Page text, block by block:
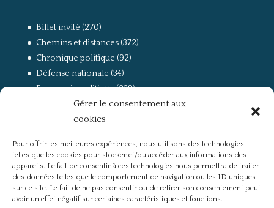
Gérer le consentement aux
cookies
Pour offrir les meilleures expériences, nous utilisons des technologies
telles que les cookies pour stocker et/ou accéder aux informations des
appareils. Le fait de consentir à ces technologies nous permettra de traiter
des données telles que le comportement de navigation ou les ID uniques
sur ce site. Le fait de ne pas consentir ou de retirer son consentement peut
avoir un effet négatif sur certaines caractéristiques et fonctions.
Billet invité (270)
Chemins et distances(372)
Chronique politique (92)
Défense nationale (34)
Economie politique(238)
(168)
La guerre, la Résistance et la Déportation
Non classé(42)
Partis politiques, intelligentsia, médias(750)
Présentation(4)
Références(57)